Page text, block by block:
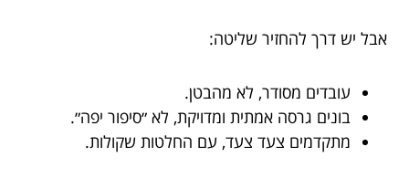
אבל יש דרך להחזיר שליטה:
עובדים מסודר, לא מהבטן.
בונים גרסה אמתית ומדויקת, לא ״סיפור יפה״.
מתקדמים צעד צעד, עם החלטות שקולות.